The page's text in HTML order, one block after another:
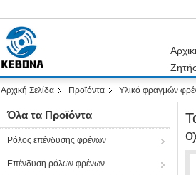
Αρχική Σελίδα Προϊόντα Υλικό φραγμών
Όλα τα Προϊόντα
Ρόλος επένδυσης φρένων
Επένδυση ρόλων φρένων